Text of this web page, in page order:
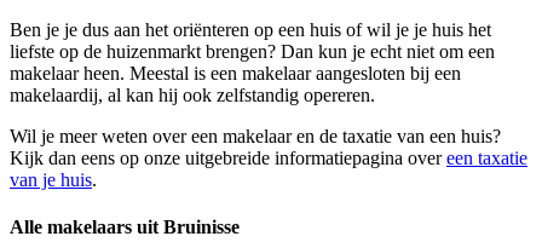
Ben je je dus aan het oriënteren op een huis of wil je je huis het
liefste op de huizenmarkt brengen? Dan kun je echt niet om een
makelaar heen. Meestal is een makelaar aangesloten bij een
makelaardij, al kan hij ook zelfstandig opereren.
Wil je meer weten over een makelaar en de taxatie van een huis?
Kijk dan eens op onze uitgebreide informatiepagina overeen taxatie
van je huis.
Alle makelaars uit Bruinisse